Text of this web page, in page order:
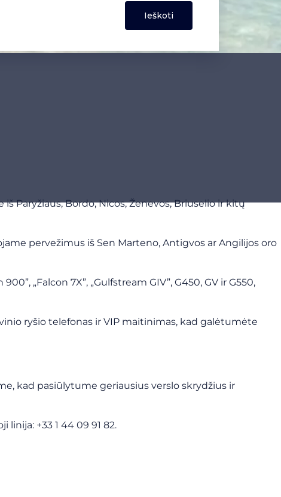
Paryžiaus, Bordo, Nicos, Ženevos, Briuselio ir kitų
pervežimus iš Sen Marteno, Antigvos ar Angilijos oro
„Falcon 7X”, „Gulfstream GIV”, G450, GV ir G550,
ryšio telefonas ir VIP maitinimas, kad galėtumėte
kad pasiūlytume geriausius verslo skrydžius ir
+33 1 44 09 91 82.